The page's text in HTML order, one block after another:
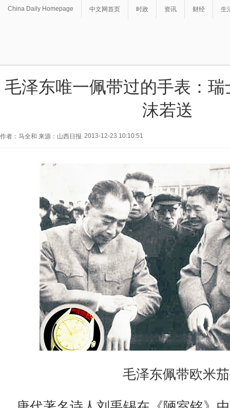
China Daily Homepage 中文网首页 时政 资讯 财经 生
毛泽东唯一佩带过的手表：
沫若送
作者：马全和 来源：山西日报 2013-12-23 10:10:51
毛泽东佩带欧米茄